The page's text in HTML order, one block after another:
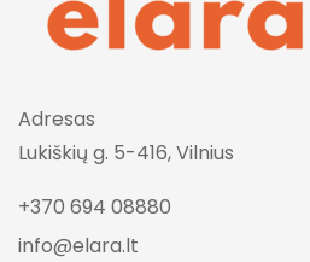
Adresas
Lukiškių g. 5-416, Vilnius
+370 694 08880
info@elara.lt